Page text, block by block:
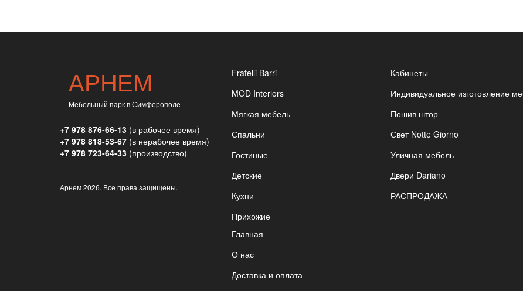
АРНЕМ
Мебельный парк в Симферополе
+7 978 876-66-13 (в рабочее время)
+7 978 818-53-67 (в нерабочее время)
+7 978 723-64-33 (производство)
Арнем2026. Все права защищены.
Fratelli Barri
MOD Interiors
Мягкая мебель
Спальни
Гостиные
Детские
Кухни
Прихожие
Кабинеты
Индивидуальное изготовление
Пошив штор
Свет Notte Giorno
Уличная мебель
Двери Dariano
РАСПРОДАЖА
Главная
О нас
Доставка и оплата